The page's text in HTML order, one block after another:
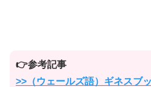
👉参考記事
>>（ウェールズ語）ギネスブ